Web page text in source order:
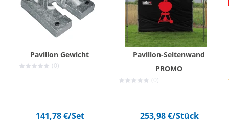
Pavillon Gewicht
(0)
141,78 €/Set
Pavillon-Seitenwand
PROMO
(0)
253,98 €/Stück